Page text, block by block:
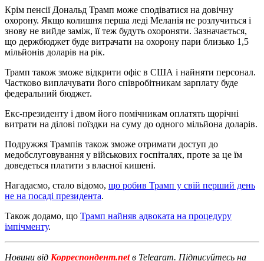
Крім пенсії Дональд Трамп може сподіватися на довічну
охорону. Якщо колишня перша леді Меланія не розлучиться і
знову не вийде заміж, її теж будуть охороняти. Зазначається,
що держбюджет буде витрачати на охорону пари близько 1,5
мільйонів доларів на рік.
Трамп також зможе відкрити офіс в США і найняти персонал.
Частково виплачувати його співробітникам зарплату буде
федеральний бюджет.
Екс-президенту і двом його помічникам оплатять щорічні
витрати на ділові поїздки на суму до одного мільйона доларів.
Подружжя Трампів також зможе отримати доступ до
медобслуговування у військових госпіталях, проте за це їм
доведеться платити з власної кишені.
Нагадаємо, стало відомо, що робив Трамп у свій перший день
не на посаді президента.
Також додамо, що Трамп найняв адвоката на процедуру
імпічменту.
Новини від Корреспондент.netв Telegram. Підписуйтесь на